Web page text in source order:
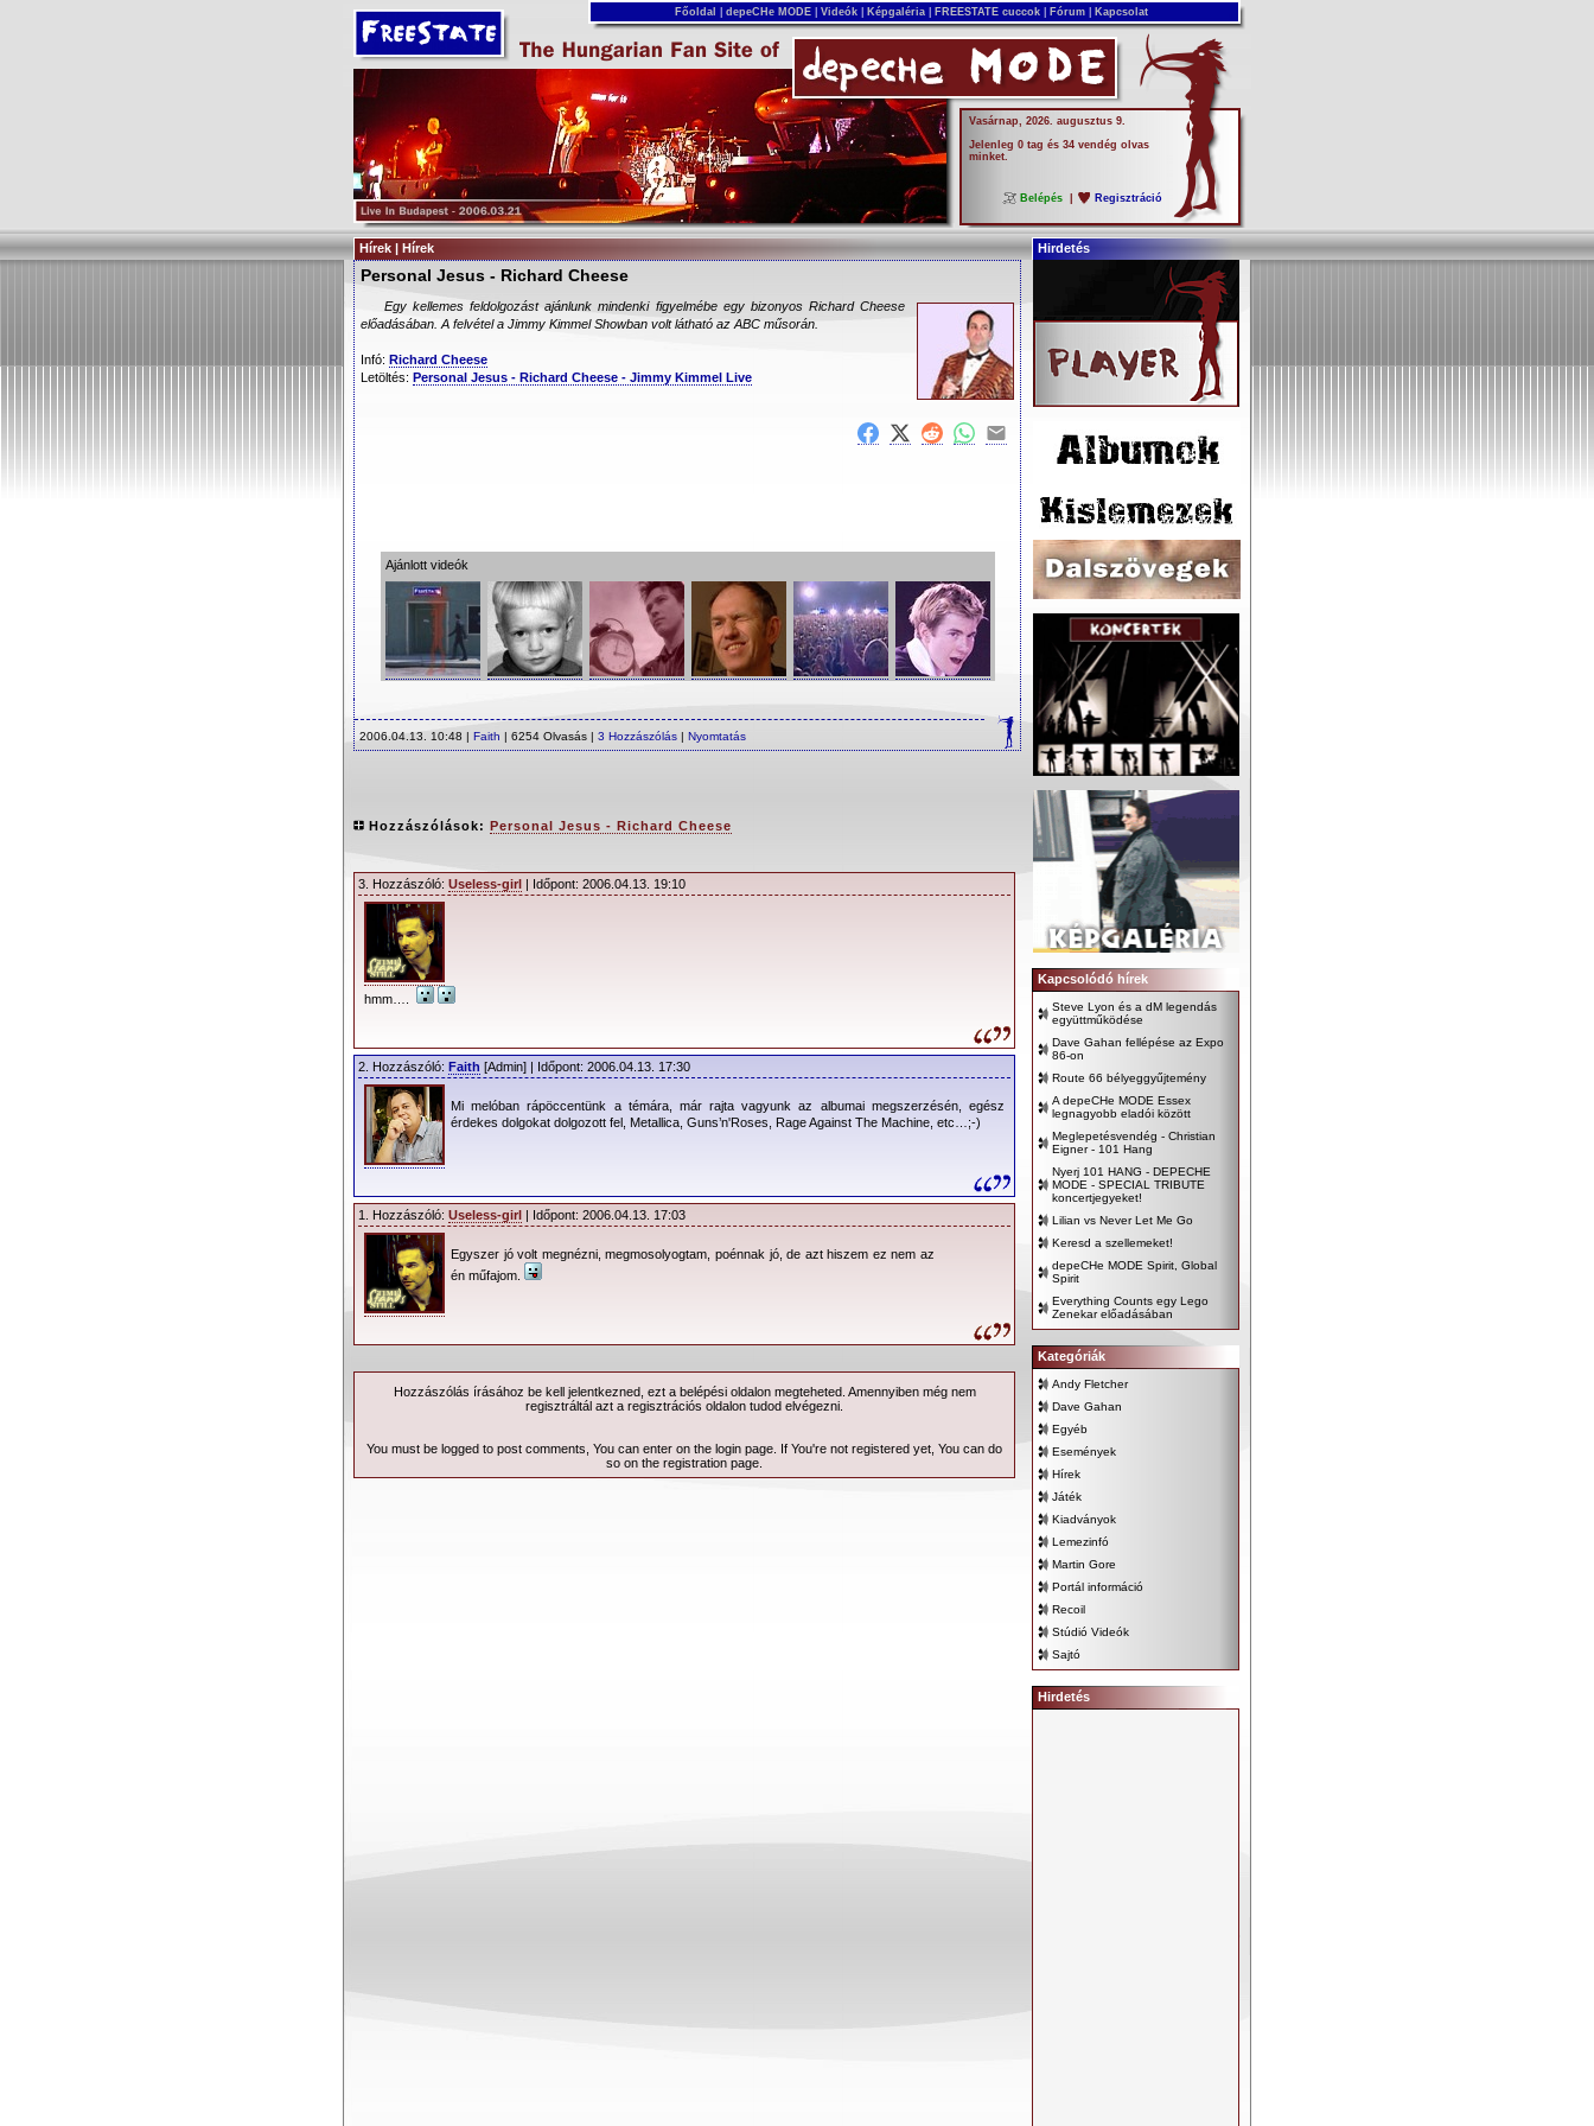
Főoldal depeCHe MODE Videók Képgaléria FREESTATE cuccok Fórum Kapcsolat
Vasárnap, 2026. augusztus 9.
Jelenleg 0 tag és 34 vendég olvas
minket.
Belépés Regisztráció
Hírek | Hírek Hirdetés
Personal Jesus - Richard Cheese
Egy kellemes feldolgozást ajánlunk mindenki figyelmébe egy bizonyos Richard Cheese
előadásában. A felvétel a Jimmy Kimmel Showban volt látható az ABC műsorán.
Infó: Richard Cheese
Letöltés: Personal Jesus - Richard Cheese - Jimmy Kimmel Live
Ajánlott videók
2006.04.13. 10:48 | Faith | 6254 Olvasás | 3 Hozzászólás | Nyomtatás
Hozzászólások: Personal Jesus - Richard Cheese
3. Hozzászóló: Useless-girl | Időpont: 2006.04.13. 19:10
hmm….
2. Hozzászóló: Faith [Admin] | Időpont: 2006.04.13. 17:30
Mi melóban rápöccentünk a témára, már rajta vagyunk az albumai megszerzésén, egész
érdekes dolgokat dolgozott fel, Metallica, Guns’n'Roses, Rage Against The Machine, etc…;-)
1. Hozzászóló: Useless-girl | Időpont: 2006.04.13. 17:03
Egyszer jó volt megnézni, megmosolyogtam, poénnak jó, de azt hiszem ez nem az
én műfajom.
Hozzászólás írásához be kell jelentkezned, ezt a belépésioldalon megteheted. Amennyiben még nem
regisztráltál azt a regisztrációs oldalon tudod elvégezni.
You must be logged to post comments, You can enter on the login page . If You're not registered yet, You can do
so on the registration page
Kapcsolódó hírek
Steve Lyon és a dM legendás
együttműködése
Dave Gahan fellépése az Expo
86-on
Route 66 bélyeggyűjtemény
A depeCHe MODE Essex
legnagyobb eladói között
Meglepetésvendég - Christian
Eigner - 101 Hang
Nyerj 101 HANG - DEPECHE
MODE - SPECIAL TRIBUTE
koncertjegyeket!
Lilian vs Never Let Me Go
Keresd a szellemeket!
depeCHe MODE Spirit, Global
Spirit
Everything Counts egy Lego
Zenekar előadásában
Kategóriák
Andy Fletcher
Dave Gahan
Egyéb
Események
Hírek
Játék
Kiadványok
Lemezinfó
Martin Gore
Portál információ
Recoil
Stúdió Videók
Sajtó
Hirdetés